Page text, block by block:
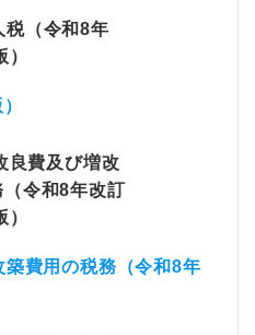
費用の税務（令和8年